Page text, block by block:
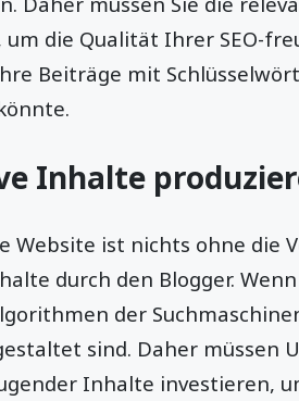
die Qualität Ihrer SEO-
Beiträge mit
Inhalte
Website ist nichts ohne die
durch den Blogger.
der
sind. Daher müssen
Inhalte investieren,